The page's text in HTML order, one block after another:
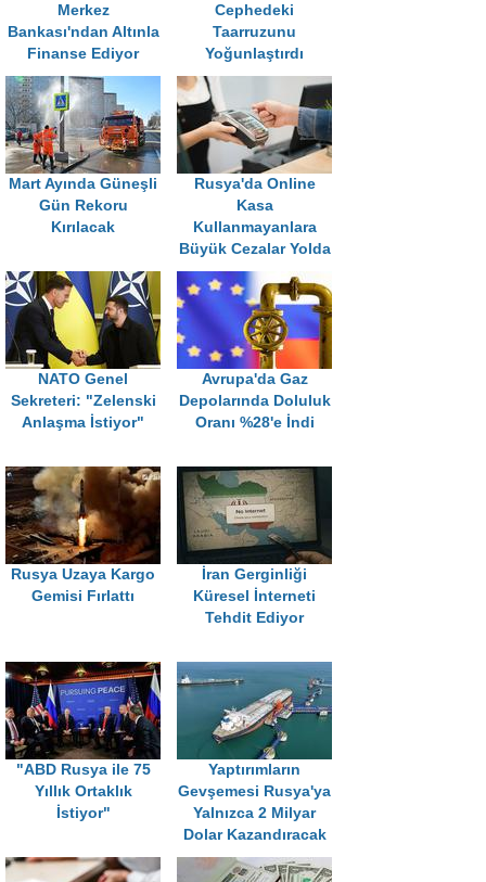
Merkez
Bankası'ndan Altınla
Finanse Ediyor
Cephedeki
Taarruzunu
Yoğunlaştırdı
Mart Ayında Güneşli
Gün Rekoru
Kırılacak
Rusya'da Online
Kasa
Kullanmayanlara
Büyük Cezalar Yolda
NATO Genel
Sekreteri: "Zelenski
Anlaşma İstiyor"
Avrupa'da Gaz
Depolarında Doluluk
Oranı %28'e İndi
Rusya Uzaya Kargo
Gemisi Fırlattı
İran Gerginliği
Küresel İnterneti
Tehdit Ediyor
"ABD Rusya ile 75
Yıllık Ortaklık
İstiyor"
Yaptırımların
Gevşemesi Rusya'ya
Yalnızca 2 Milyar
Dolar Kazandıracak